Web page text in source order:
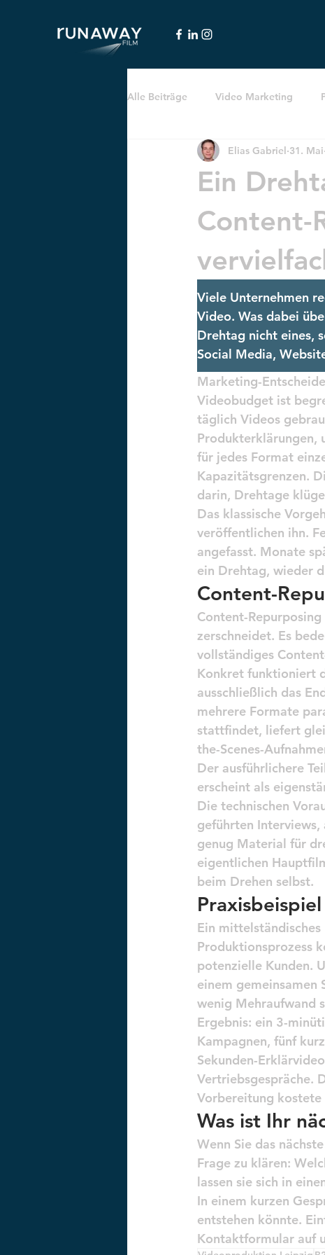
Alle Beiträge Video Marketing
Social Media & LinkedIn
Ein
Content-
Elias Gabriel 31. Mai
Viele Unternehmen
Video. Was dabei
Drehtag nicht eines,
Social Media,
Marketing-
Videobudget ist
täglich Videos
Produkterklärungen,
für jedes Format
Kapazitätsgrenzen.
darin, Drehtage
Das klassische
veröffentlichen ihn.
angefasst. Monate
ein Drehtag, wieder
Content-
Content-
zerschneidet. Es
vollständiges
Konkret funktioniert
ausschließlich das
mehrere Formate
stattfindet, liefert
the-Scenes-
Der ausführlichere
erscheint als
Die technischen
geführten
genug Material für
eigentlichen
beim Drehen selbst.
Ein mittelständisches
Produktionsprozess
potenzielle Kunden.
einem
wenig Mehraufwand
Ergebnis: ein 3-
Kampagnen, fünf
Sekunden-
Vertriebsgespräche.
Vorbereitung kostete
Was ist Ihr
Wenn Sie das
Frage zu klären:
lassen sie sich in
In einem kurzen
entstehen könnte.
Kontaktformular auf